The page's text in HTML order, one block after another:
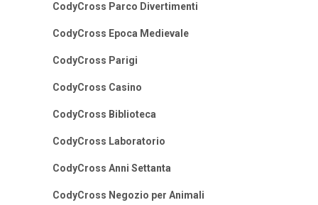
CodyCross Parco Divertimenti
CodyCross Epoca Medievale
CodyCross Parigi
CodyCross Casino
CodyCross Biblioteca
CodyCross Laboratorio
CodyCross Anni Settanta
CodyCross Negozio per Animali